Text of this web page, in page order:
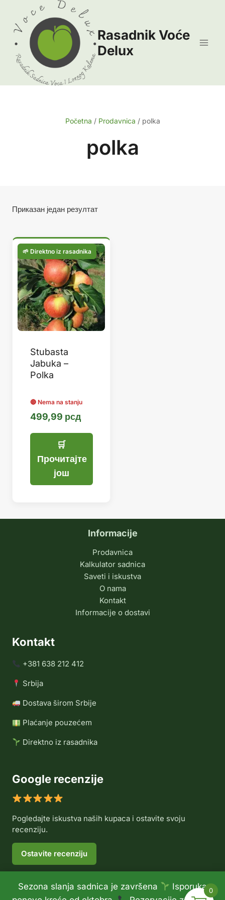
Sezona slanja sadnica je završena
Isporuka
content
Rasadnik Voće
Delux
Početna / Prodavnica / polka
polka
Приказан један резултат
Stubasta
Jabuka –
Polka
499,99 рсд
Прочитајте
још
Informacije
Prodavnica
Kalkulator sadnica
Saveti i iskustva
O nama
Kontakt
Informacije o dostavi
Kontakt
+381 638 212 412
Srbija
Dostava širom Srbije
Plaćanje pouzećem
Direktno iz rasadnika
Google recenzije
Pogledajte iskustva naših kupaca i ostavite svoju
recenziju.
Ostavite recenziju
0